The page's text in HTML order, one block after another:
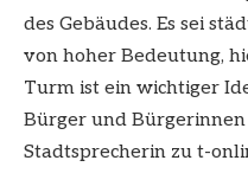
des Gebäudes. Es sei
von hoher Bedeutung,
Turm ist ein wichtiger
Bürger und Bürgerinnen
Stadtsprecherin zu t-